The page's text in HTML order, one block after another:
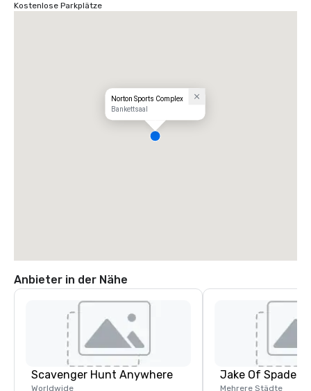
Kostenlose Parkplätze
Norton Sports Complex
Bankettsaal
Anbieter in der Nähe
Scavenger Hunt Anywhere
Worldwide
Jake Of Spades
Mehrere Städte